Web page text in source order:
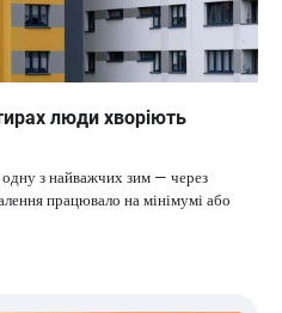
люди хворіють
з найважчих зим — через
працювало на мінімумі або